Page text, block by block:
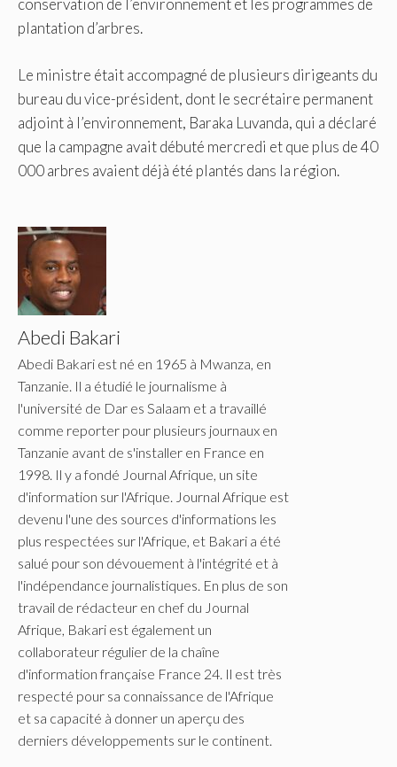
conservation de l’environnement et les programmes de
plantation d’arbres.
Le ministre était accompagné de plusieurs dirigeants du
bureau du vice-président, dont le secrétaire permanent
adjoint à l’environnement, Baraka Luvanda, qui a déclaré
que la campagne avait débuté mercredi et que plus de 40
000 arbres avaient déjà été plantés dans la région.
Abedi Bakari
Abedi Bakari est né en 1965 à Mwanza, en
Tanzanie. Il a étudié le journalisme à
l'université de Dar es Salaam et a travaillé
comme reporter pour plusieurs journaux en
Tanzanie avant de s'installer en France en
1998. Il y a fondé Journal Afrique, un site
d'information sur l'Afrique. Journal Afrique est
devenu l'une des sources d'informations les
plus respectées sur l'Afrique, et Bakari a été
salué pour son dévouement à l'intégrité et à
l'indépendance journalistiques. En plus de son
travail de rédacteur en chef du Journal
Afrique, Bakari est également un
collaborateur régulier de la chaîne
d'information française France 24. Il est très
respecté pour sa connaissance de l'Afrique
et sa capacité à donner un aperçu des
derniers développements sur le continent.